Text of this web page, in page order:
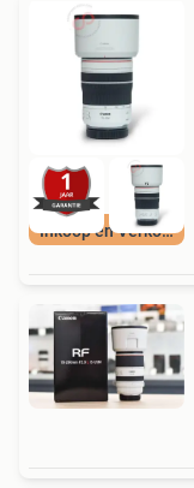
Inkoop en Verkoop